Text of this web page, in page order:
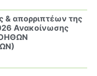
& απορριπτέων της
Ανακοίνωσης